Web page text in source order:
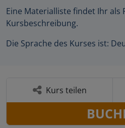
Eine Materialliste findet Ihr als
Kursbeschreibung.
Die Sprache des Kurses ist:
Kurs teilen